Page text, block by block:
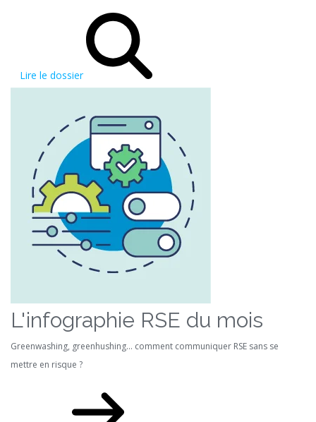
Lire le dossier
L'infographie RSE du mois
Greenwashing, greenhushing… comment communiquer RSE sans se
mettre en risque ?